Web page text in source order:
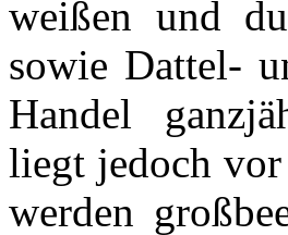
weißen und
sowie Dattel-
Handel
liegt jedoch
werden